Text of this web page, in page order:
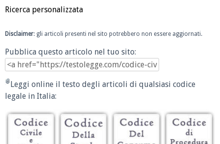
Ricerca personalizzata
Disclaimer: gli articoli presenti nel sito potrebbero non essere aggiornati.
Pubblica questo articolo nel tuo sito:
Leggi online il testo degli articoli di qualsiasi codice
legale in Italia: